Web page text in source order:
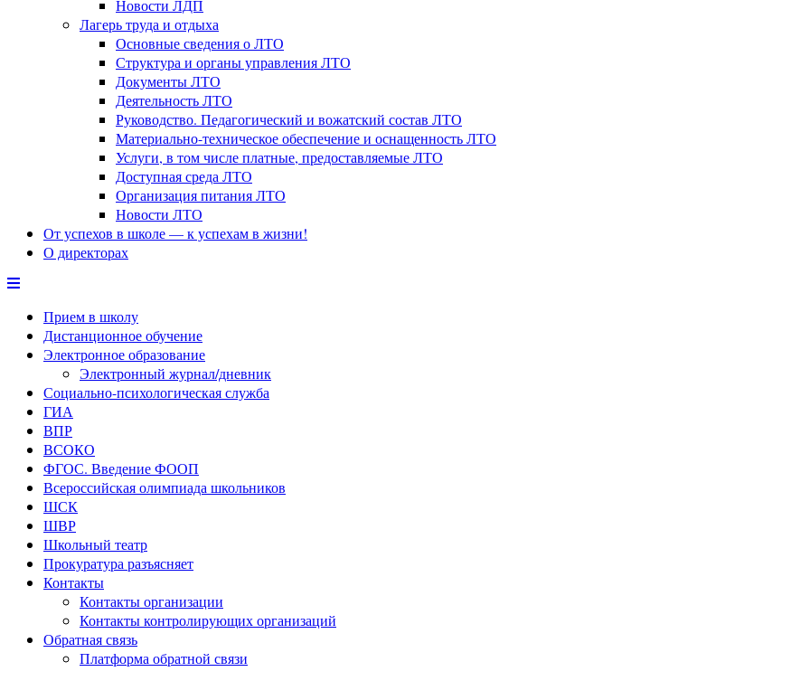
Новости ЛДП
Лагерь труда и отдыха
Основные сведения о ЛТО
Структура и органы управления ЛТО
Документы ЛТО
Деятельность ЛТО
Руководство. Педагогический и вожатский состав ЛТО
Материально-техническое обеспечение и оснащенность ЛТО
Услуги, в том числе платные, предоставляемые ЛТО
Доступная среда ЛТО
Организация питания ЛТО
Новости ЛТО
От успехов в школе — к успехам в жизни!
О директорах
Прием в школу
Дистанционное обучение
Электронное образование
Электронный журнал/дневник
Социально-психологическая служба
ГИА
ВПР
ВСОКО
ФГОС. Введение ФООП
Всероссийская олимпиада школьников
ШСК
ШВР
Школьный театр
Прокуратура разъясняет
Контакты
Контакты организации
Контакты контролирующих организаций
Обратная связь
Платформа обратной связи